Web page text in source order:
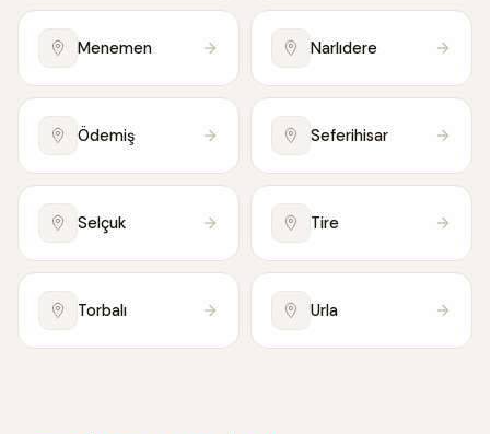
Menemen Narlıdere
Ödemiş Seferihisar
Selçuk Tire
Torbalı Urla